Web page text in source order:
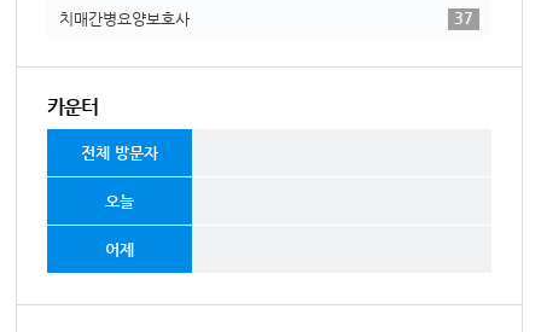
치매간병요양보호사
37
카운터
전체 방문자
오늘
어제